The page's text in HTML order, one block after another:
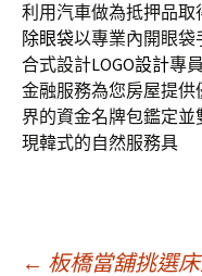
利用汽車做為抵押品
除眼袋以專業內開眼袋
合式設計LOGO設計專
金融服務為您房屋提供
界的資金名牌包鑑定並
現韓式的自然服務具
← 板橋當舖挑選